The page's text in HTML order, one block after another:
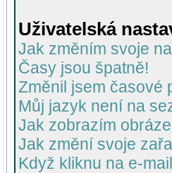
Uživatelská
Jak změním svoje
Časy jsou špatně!
Změnil jsem časové
Můj jazyk není na
Jak zobrazím
Jak změní svoje
Když kliknu na e-